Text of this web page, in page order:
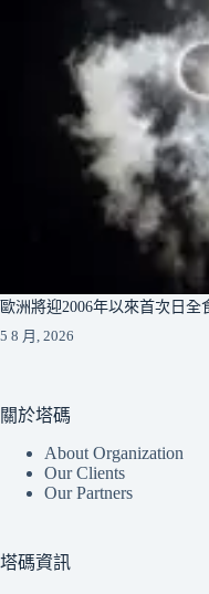
歐洲將迎2006年以來首次日
5 8 月, 2026
關於塔碼
About Organization
Our Clients
Our Partners
塔碼資訊